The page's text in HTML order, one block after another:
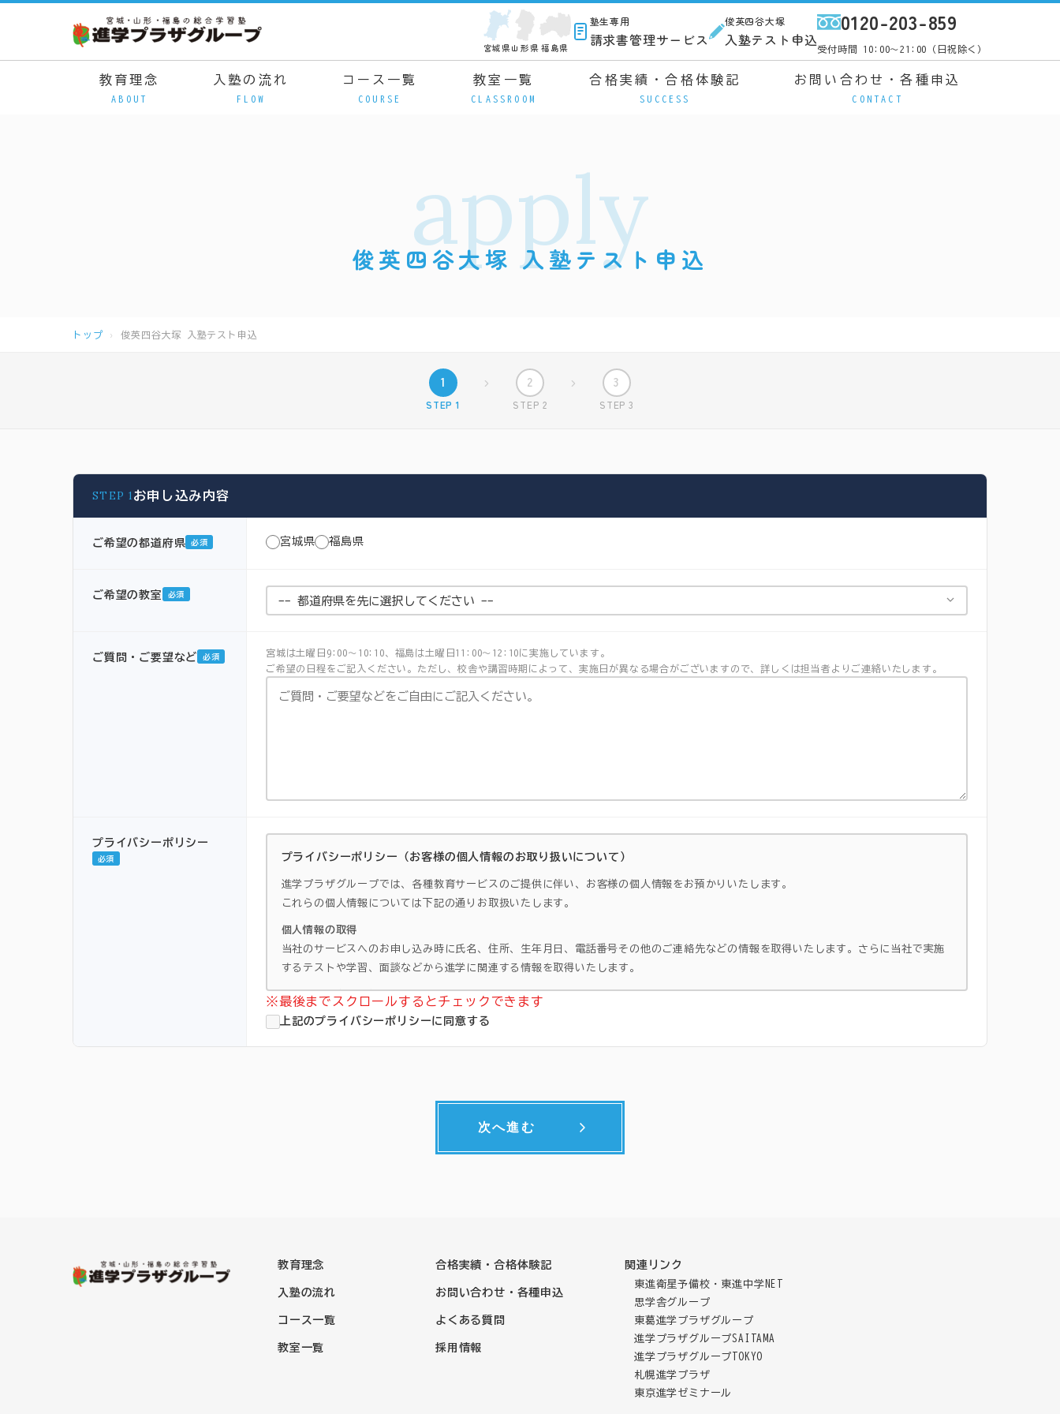
宮城県山形県 福島県
塾生専用
請求書管理サービス
俊英四谷大塚
入塾テスト申込
0120-203-859
受付時間 10:00～21:00（日祝除く）
教育理念
ABOUT
入塾の流れ
FLOW
コース一覧
COURSE
教室一覧
CLASSROOM
合格実績・合格体験記
SUCCESS
お問い合わせ・各種申込
CONTACT
apply
俊英四谷大塚 入塾テスト申込
トップ 俊英四谷大塚 入塾テスト申込
1
STEP 1
2
STEP 2
3
STEP 3
STEP 1お申し込み内容
ご希望の都道府県 必須 宮城県 福島県
ご希望の教室 必須
ご質問・ご要望など 必須
宮城は土曜日9:00～10:10、福島は土曜日11:00～12:10に実施しています。
ご希望の日程をご記入ください。ただし、校舎や講習時期によって、実施日が異なる場合がございますので、詳しくは担当者よりご連絡いたします。
プライバシーポリシー
必須 プライバシーポリシー（お客様の個人情報のお取り扱いについて）
進学プラザグループでは、各種教育サービスのご提供に伴い、お客様の個人情報をお預かりいたします。
これらの個人情報については下記の通りお取扱いたします。
個人情報の取得
当社のサービスへのお申し込み時に氏名、住所、生年月日、電話番号その他のご連絡先などの情報を取得いたします。さらに当社で実施
するテストや学習、面談などから進学に関連する情報を取得いたします。
個人情報の利用目的
・進学プラザグループが運営および提携する学習塾および予備校の各種ご案内
Cookieなどを用いるなどして、本人が容易に認識できない方法による個人情報の取得は行っていません。
個人情報に関するお問い合わせ、苦情、相談について
お客様は当社にご提供された個人情報につきまして、利用目的の通知・開示・内容の訂正・追加または削除・利用の停止・消去及び第三
者への提供の停止、第三者提供記録の開示等を請求する場合、および個人情報についてお問い合わせ、苦情、ご相談等につきましては、
※最後までスクロールするとチェックできます
上記のプライバシーポリシーに同意する
次へ進む
教育理念
入塾の流れ
コース一覧
教室一覧
合格実績・合格体験記
お問い合わせ・各種申込
よくある質問
採用情報
関連リンク
東進衛星予備校・東進中学NET
思学舎グループ
東葛進学プラザグループ
進学プラザグループSAITAMA
進学プラザグループTOKYO
札幌進学プラザ
東京進学ゼミナール